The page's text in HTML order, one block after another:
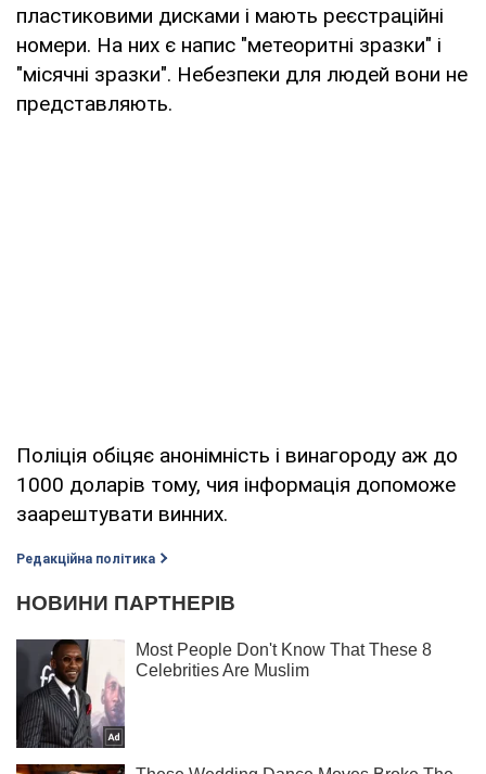
пластиковими дисками і мають реєстраційні
номери. На них є напис "метеоритні зразки" і
"місячні зразки". Небезпеки для людей вони не
представляють.
Поліція обіцяє анонімність і винагороду аж до
1000 доларів тому, чия інформація допоможе
заарештувати винних.
Редакційна політика